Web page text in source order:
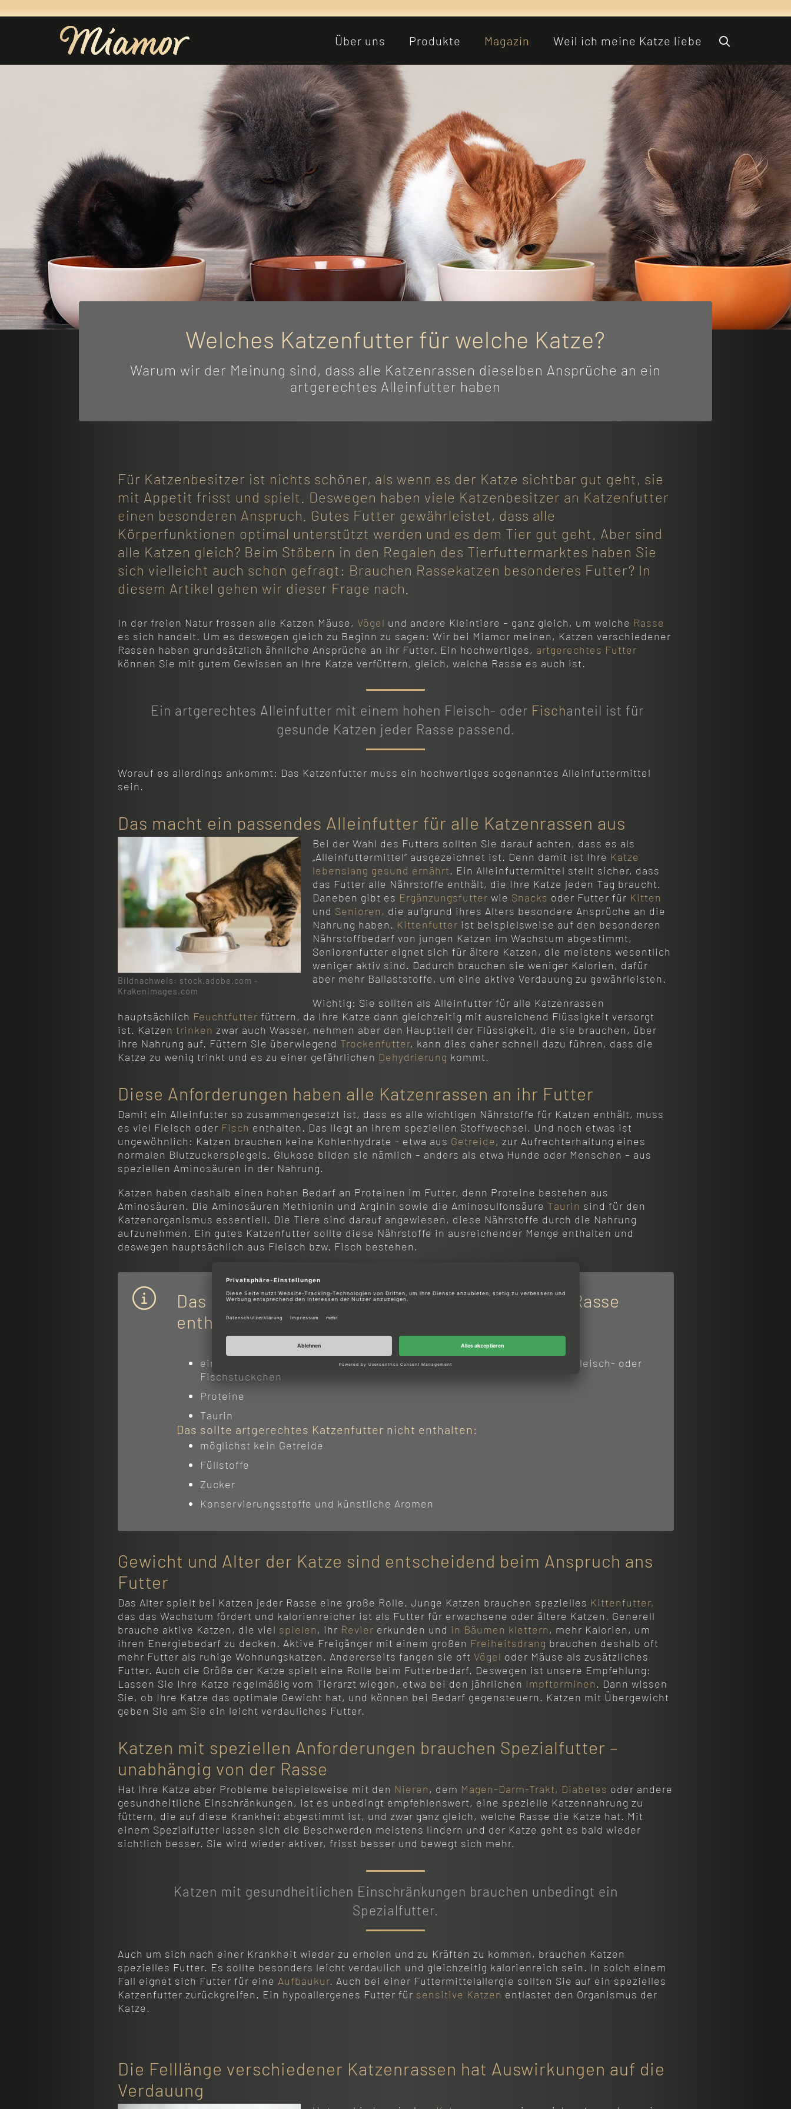
Über uns Produkte Magazin Weil ich meine Katze liebe
Welches Katzenfutter für welche Katze?
Warum wir der Meinung sind, dass alle Katzenrassen dieselben Ansprüche an ein
artgerechtes Alleinfutter haben
Für Katzenbesitzer ist nichts schöner, als wenn es der Katze sichtbar gut geht, sie
mit Appetit frisst und spielt . Deswegen haben viele Katzenbesitzer an Katzenfutter
einen besonderen Anspruch. Gutes Futter gewährleistet, dass alle
Körperfunktionen optimal unterstützt werden und es dem Tier gut geht. Aber sind
alle Katzen gleich? Beim Stöbern in den Regalen des Tierfuttermarktes haben Sie
sich vielleicht auch schon gefragt: Brauchen Rassekatzen besonderes Futter? In
diesem Artikel gehen wir dieser Frage nach.
In der freien Natur fressen alle Katzen Mäuse, Vögel und andere Kleintiere – ganz gleich, um welche Rasse
es sich handelt. Um es deswegen gleich zu Beginn zu sagen: Wir bei Miamor meinen, Katzen verschiedener
Rassen haben grundsätzlich ähnliche Ansprüche an ihr Futter. Ein hochwertiges, artgerechtes Futter
können Sie mit gutem Gewissen an Ihre Katze verfüttern, gleich, welche Rasse es auch ist.
Ein artgerechtes Alleinfutter mit einem hohen Fleisch- oder Fischanteil ist für
gesunde Katzen jeder Rasse passend.
Worauf es allerdings ankommt: Das Katzenfutter muss ein hochwertiges sogenanntes Alleinfuttermittel
sein.
Das macht ein passendes Alleinfutter für alle Katzenrassen aus
Bildnachweis: stock.adobe.com -
Krakenimages.com
Bei der Wahl des Futters sollten Sie darauf achten, dass es als
„Alleinfuttermittel“ ausgezeichnet ist. Denn damit ist Ihre Katze
lebenslang gesund ernährt. Ein Alleinfuttermittel stellt sicher, dass
das Futter alle Nährstoffe enthält, die Ihre Katze jeden Tag braucht.
Daneben gibt es Ergänzungsfutter wie Snacks oder Futter für Kitten
und Senioren, die aufgrund ihres Alters besondere Ansprüche an die
Nahrung haben. Kittenfutter ist beispielsweise auf den besonderen
Nährstoffbedarf von jungen Katzen im Wachstum abgestimmt,
Seniorenfutter eignet sich für ältere Katzen, die meistens wesentlich
weniger aktiv sind. Dadurch brauchen sie weniger Kalorien, dafür
aber mehr Ballaststoffe, um eine aktive Verdauung zu gewährleisten.
Wichtig: Sie sollten als Alleinfutter für alle Katzenrassen
hauptsächlich Feuchtfutter füttern, da Ihre Katze dann gleichzeitig mit ausreichend Flüssigkeit versorgt
ist. Katzen trinken zwar auch Wasser, nehmen aber den Hauptteil der Flüssigkeit, die sie brauchen, über
ihre Nahrung auf. Füttern Sie überwiegend Trockenfutter, kann dies daher schnell dazu führen, dass die
Katze zu wenig trinkt und es zu einer gefährlichen Dehydrierung kommt.
Diese Anforderungen haben alle Katzenrassen an ihr Futter
Damit ein Alleinfutter so zusammengesetzt ist, dass es alle wichtigen Nährstoffe für Katzen enthält, muss
es viel Fleisch oder Fisch enthalten. Das liegt an ihrem speziellen Stoffwechsel. Und noch etwas ist
ungewöhnlich: Katzen brauchen keine Kohlenhydrate - etwa aus Getreide, zur Aufrechterhaltung eines
normalen Blutzuckerspiegels. Glukose bilden sie nämlich – anders als etwa Hunde oder Menschen – aus
speziellen Aminosäuren in der Nahrung.
Katzen haben deshalb einen hohen Bedarf an Proteinen im Futter, denn Proteine bestehen aus
Aminosäuren. Die Aminosäuren Methionin und Arginin sowie die Aminosulfonsäure Taurin sind für den
Katzenorganismus essentiell. Die Tiere sind darauf angewiesen, diese Nährstoffe durch die Nahrung
aufzunehmen. Ein gutes Katzenfutter sollte diese Nährstoffe in ausreichender Menge enthalten und
deswegen hauptsächlich aus Fleisch bzw. Fisch bestehen.
Das sollte ein artgerechtes Katzenfutter für jede Rasse
enthalten:
einen hohen Anteil an Fleisch oder Fisch und möglichst viele natürliche Fleisch- oder
Fischstückchen
Proteine
Taurin
Das sollte artgerechtes Katzenfutter nicht enthalten:
möglichst kein Getreide
Füllstoffe
Zucker
Konservierungsstoffe und künstliche Aromen
Gewicht und Alter der Katze sind entscheidend beim Anspruch ans
Futter
Das Alter spielt bei Katzen jeder Rasse eine große Rolle. Junge Katzen brauchen spezielles Kittenfutter,
das das Wachstum fördert und kalorienreicher ist als Futter für erwachsene oder ältere Katzen. Generell
brauche aktive Katzen, die viel spielen , ihr Revier erkunden und in Bäumen klettern , mehr Kalorien, um
ihren Energiebedarf zu decken. Aktive Freigänger mit einem großen Freiheitsdrang brauchen deshalb oft
mehr Futter als ruhige Wohnungskatzen. Andererseits fangen sie oft Vögel oder Mäuse als zusätzliches
Futter. Auch die Größe der Katze spielt eine Rolle beim Futterbedarf. Deswegen ist unsere Empfehlung:
Lassen Sie Ihre Katze regelmäßig vom Tierarzt wiegen, etwa bei den jährlichen Impfterminen . Dann wissen
Sie, ob Ihre Katze das optimale Gewicht hat, und können bei Bedarf gegensteuern. Katzen mit Übergewicht
geben Sie am Sie ein leicht verdauliches Futter.
Katzen mit speziellen Anforderungen brauchen Spezialfutter –
unabhängig von der Rasse
Hat Ihre Katze aber Probleme beispielsweise mit den Nieren , dem Magen-Darm-Trakt, Diabetes oder andere
gesundheitliche Einschränkungen, ist es unbedingt empfehlenswert, eine spezielle Katzennahrung zu
füttern, die auf diese Krankheit abgestimmt ist, und zwar ganz gleich, welche Rasse die Katze hat. Mit
einem Spezialfutter lassen sich die Beschwerden meistens lindern und der Katze geht es bald wieder
sichtlich besser. Sie wird wieder aktiver, frisst besser und bewegt sich mehr.
Katzen mit gesundheitlichen Einschränkungen brauchen unbedingt ein
Spezialfutter.
Auch um sich nach einer Krankheit wieder zu erholen und zu Kräften zu kommen, brauchen Katzen
spezielles Futter. Es sollte besonders leicht verdaulich und gleichzeitig kalorienreich sein. In solch einem
Fall eignet sich Futter für eine Aufbaukur. Auch bei einer Futtermittelallergie sollten Sie auf ein spezielles
Katzenfutter zurückgreifen. Ein hypoallergenes Futter für sensitive Katzen entlastet den Organismus der
Katze.
Die Felllänge verschiedener Katzenrassen hat Auswirkungen auf die
Verdauung